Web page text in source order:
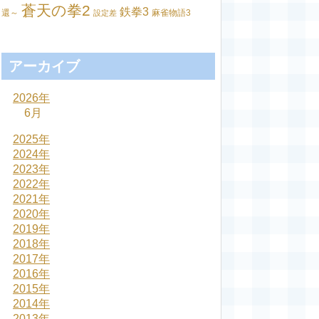
還～ 蒼天の拳2 設定差 鉄拳3 麻雀物語3
アーカイブ
2026年
6月
2025年
2024年
2023年
2022年
2021年
2020年
2019年
2018年
2017年
2016年
2015年
2014年